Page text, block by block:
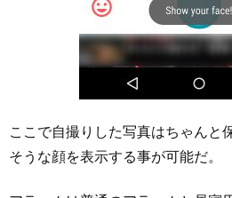
ここで自撮りした写真はちゃんと
そうな顔を表示する事が可能だ。